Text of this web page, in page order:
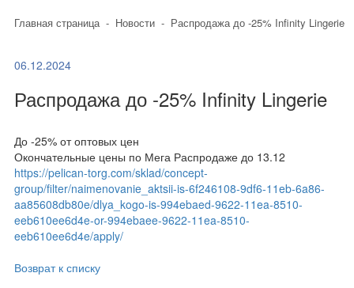
Главная страница - Новости - Распродажа до -25% Infinity Lingerie
06.12.2024
Распродажа до -25% Infinity Lingerie
До -25% от оптовых цен
Окончательные цены по Мега Распродаже до 13.12
https://pelican-torg.com/sklad/concept-
group/filter/naimenovanie_aktsii-is-6f246108-9df6-11eb-6a86-
aa85608db80e/dlya_kogo-is-994ebaed-9622-11ea-8510-
eeb610ee6d4e-or-994ebaee-9622-11ea-8510-
eeb610ee6d4e/apply/
Возврат к списку